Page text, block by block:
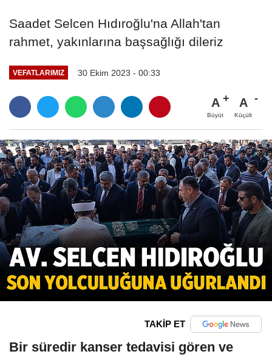
Saadet Selcen Hıdıroğlu'na Allah'tan
rahmet, yakınlarına başsağlığı dileriz
VEFATLARIMIZ 30 Ekim 2023 - 00:33
A
Büyüt
A
Küçült
TAKİP ET
Bir süredir kanser tedavisi gören ve